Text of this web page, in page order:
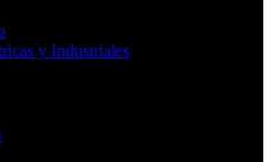
y Industriales